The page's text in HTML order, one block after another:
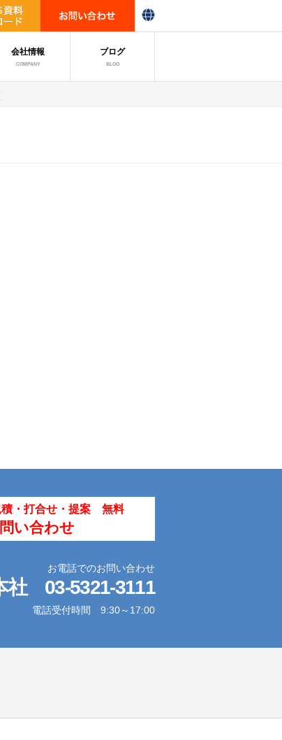
会社情報
COMPANY
ブログ
BLOG
積・打合せ・提案 無料
い合わせ
お電話でのお問い合わせ
社 03-5321-3111
電話受付時間 9:30～17:00